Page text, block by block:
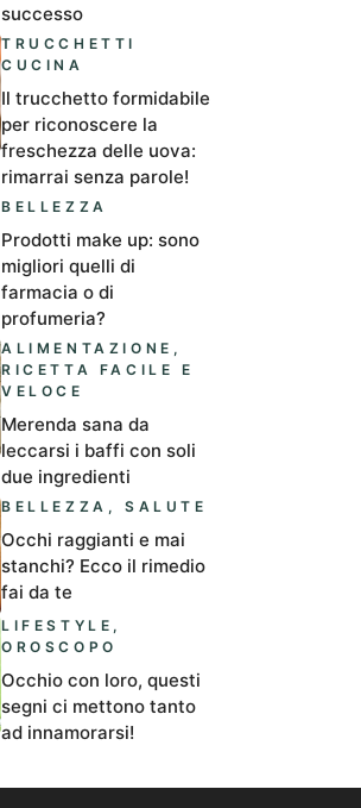
successo
TRUCCHETTI
CUCINA
Il trucchetto formidabile
per riconoscere la
freschezza delle uova:
rimarrai senza parole!
BELLEZZA
Prodotti make up: sono
migliori quelli di
farmacia o di
profumeria?
ALIMENTAZIONE ,
RICETTA FACILE E
VELOCE
Merenda sana da
leccarsi i baffi con soli
due ingredienti
BELLEZZA ,SALUTE
Occhi raggianti e mai
stanchi? Ecco il rimedio
fai da te
LIFESTYLE ,
OROSCOPO
Occhio con loro, questi
segni ci mettono tanto
ad innamorarsi!